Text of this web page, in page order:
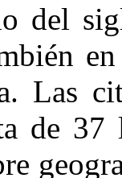
del
Las
de